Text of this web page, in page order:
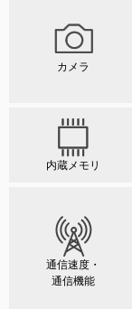
カメラ
内蔵メモリ
通信速度・
通信機能